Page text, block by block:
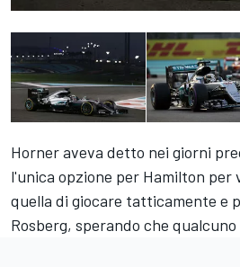
Horner aveva detto nei giorni
l'unica opzione per Hamilton per
quella di giocare tatticamente e
Rosberg, sperando che